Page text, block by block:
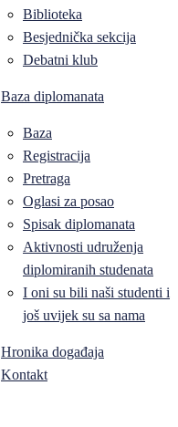
Biblioteka
Besjednička sekcija
Debatni klub
Baza diplomanata
Baza
Registracija
Pretraga
Oglasi za posao
Spisak diplomanata
Aktivnosti udruženja
diplomiranih studenata
I oni su bili naši studenti i
još uvijek su sa nama
Hronika događaja
Kontakt